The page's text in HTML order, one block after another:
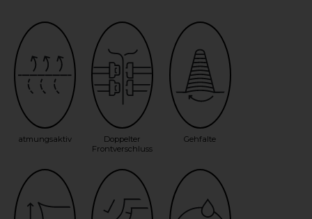
atmungsaktiv
Doppelter
Frontverschluss
Gehfalte